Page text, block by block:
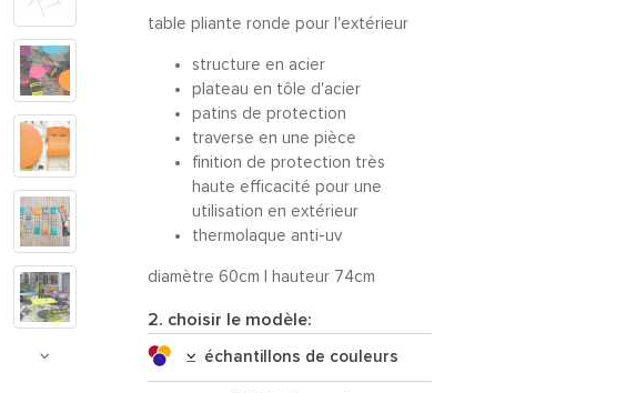
table pliante ronde pour l'extérieur
structure en acier
plateau en tôle d'acier
patins de protection
traverse en une pièce
finition de protection très
haute efficacité pour une
utilisation en extérieur
thermolaque anti-uv
diamètre 60cm | hauteur 74cm
2. choisir le modèle:
échantillons de couleurs